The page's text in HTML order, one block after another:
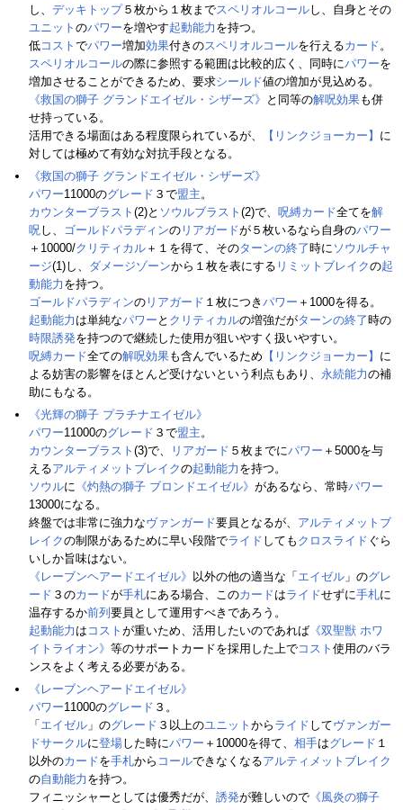
し、 デッキトップ５枚から１枚までスペリオルコールし、自身とその
ユニット のパワーを増やす起動能力 を持つ。
低コスト でパワー増加効果付きのスペリオルコールを行えるカード。
スペリオルコールの際に参照する範囲は比較的広く、同時にパワーを
増加させることができるため、要求シールド値の増加が見込める。
《救国の獅子 グランドエイゼル・シザーズ》 と同等の解呪効果も併
せ持っている。
活用できる場面はある程度限られているが、
【リンクジョーカー】 に
対しては極めて有効な対抗手段となる。
《救国の獅子 グランドエイゼル・シザーズ》
パワー11000のグレード ３で盟主。
カウンターブラスト (2)と ソウルブラスト (2)で、 呪縛カード全てを解
呪し、 ゴールドパラディンの リアガードが５枚いるなら自身のパワー
＋10000/クリティカル ＋１を得て、そのターンの終了時に ソウルチャ
ージ(1)し、 ダメージゾーンから１枚を表にする リミットブレイクの起
動能力 を持つ。
ゴールドパラディンの リアガード １枚につき パワー ＋1000を得る。
起動能力 は単純なパワー と クリティカルの増強だがターンの終了時の
時限誘発を持つので継続した使用が狙いやすく扱いやすい。
呪縛カード全ての解呪効果も含んでいるため 【リンクジョーカー】 に
よる妨害の影響をほとんど受けないという利点もあり、 永続能力の補
助にもなる。
《光輝の獅子 プラチナエイゼル》
パワー11000のグレード ３で盟主。
カウンターブラスト (3)で、 リアガード ５枚までにパワー ＋5000を与
えるアルティメットブレイクの起動能力 を持つ。
ソウルに 《灼熱の獅子 ブロンドエイゼル》 があるなら、常時パワー
13000になる。
終盤では非常に強力なヴァンガード要員となるが、 アルティメットブ
レイクの制限があるために早い段階でライド しても クロスライド ぐら
いしか旨味はない。
《レーブンヘアードエイゼル》 以外の他の適当な「 エイゼル 」のグレ
ード ３のカードが手札にある場合、このカードはライドせずに手札に
温存するか前列 要員として運用すべきであろう。
起動能力 は コスト が重いため、活用したいのであれば 《双聖獣 ホワ
イトライオン》 等のサポートカードを採用した上でコスト 使用のバラ
ンスをよく考える必要がある。
《レーブンヘアードエイゼル》
パワー11000のグレード ３。
「 エイゼル 」のグレード ３以上のユニット から ライド してヴァンガー
ドサークルに登場した時にパワー ＋10000を得て、 相手はグレード １
以外のカードを手札から コールできなくなるアルティメットブレイク
の自動能力 を持つ。
フィニッシャーとしては優秀だが、 誘発が難しいので 《風炎の獅子